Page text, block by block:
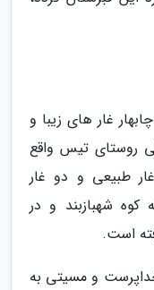
غار های زیبا و
روستای تیس واقع
طبیعی و دو غار
شهبازبند و در
و مسیتی به